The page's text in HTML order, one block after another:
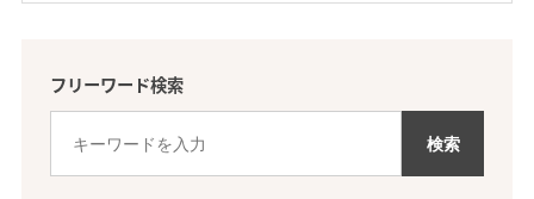
フリーワード検索